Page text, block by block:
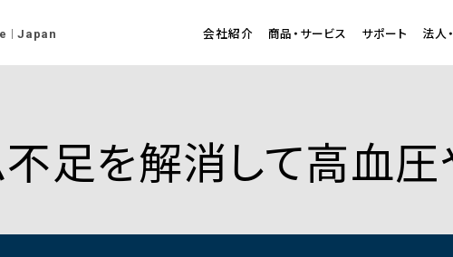
Japan 会社紹介 商品・サービス サポート 法人
不足を解消して高血